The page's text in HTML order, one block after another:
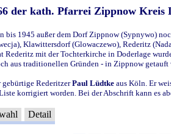
der kath. Pfarrei Zippnow Kreis
bis 1945 außer dem Dorf Zippnow (Sypnywo)
Klawittersdorf (Glowaczewo), Rederitz
mit der Tochterkirche in Doderlage
aus traditionellen Gründen - in Zippnow getauft
gebürtige RederitzerPaul Lüdtke aus Köln. Er
korrigiert worden. Bei der Abschrift kann es
Detail